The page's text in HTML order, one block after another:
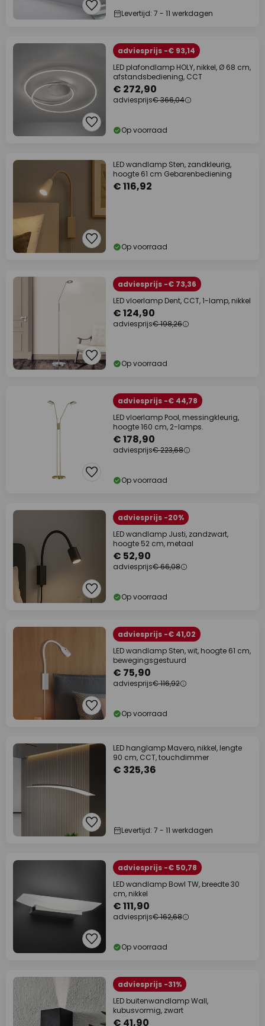
Levertijd: 7 - 11 werkdagen
adviesprijs -€ 93,14
LED plafondlamp HOLY, nikkel, Ø 68 cm,
afstandsbediening, CCT
€ 272,90
adviesprijs€ 366,04
Op voorraad
LED wandlamp Sten, zandkleurig,
hoogte 61 cm Gebarenbediening
€ 116,92
Op voorraad
adviesprijs -€ 73,36
LED vloerlamp Dent, CCT, 1-lamp, nikkel
€ 124,90
adviesprijs€ 198,26
Op voorraad
adviesprijs -€ 44,78
LED vloerlamp Pool, messingkleurig,
hoogte 160 cm, 2-lamps.
€ 178,90
adviesprijs€ 223,68
Op voorraad
adviesprijs -20%
LED wandlamp Justi, zandzwart,
hoogte 52 cm, metaal
€ 52,90
adviesprijs€ 66,08
Op voorraad
adviesprijs -€ 41,02
LED wandlamp Sten, wit, hoogte 61 cm,
bewegingsgestuurd
€ 75,90
adviesprijs€ 116,92
Op voorraad
LED hanglamp Mavero, nikkel, lengte
90 cm, CCT, touchdimmer
€ 325,36
Levertijd: 7 - 11 werkdagen
adviesprijs -€ 50,78
LED wandlamp Bowl TW, breedte 30
cm, nikkel
€ 111,90
adviesprijs€ 162,68
Op voorraad
adviesprijs -31%
LED buitenwandlamp Wall,
kubusvormig, zwart
€ 41,90